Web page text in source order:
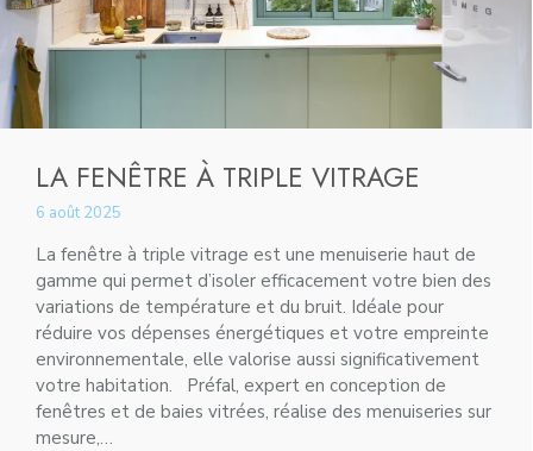
LA FENÊTRE À TRIPLE VITRAGE
6 août 2025
La fenêtre à triple vitrage est une menuiserie haut de
gamme qui permet d’isoler efficacement votre bien des
variations de température et du bruit. Idéale pour
réduire vos dépenses énergétiques et votre empreinte
environnementale, elle valorise aussi significativement
votre habitation. Préfal, expert en conception de
fenêtres et de baies vitrées, réalise des menuiseries sur
mesure,…